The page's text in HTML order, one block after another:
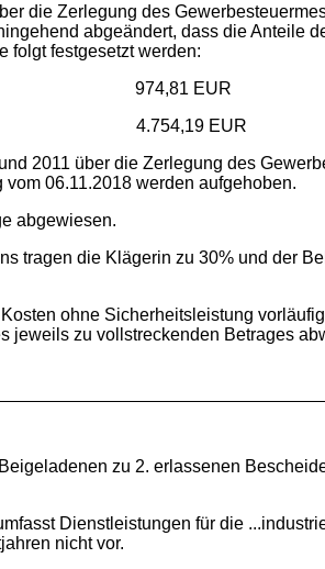
die Zerlegung des
abgeändert, dass die Anteile
folgt festgesetzt werden:
EUR
1. 4.754,19 EUR
2011 über die Zerlegung des
06.11.2018 werden aufgehoben.
abgewiesen.
tragen die Klägerin zu 30% und der
ohne Sicherheitsleistung
jeweils zu vollstreckenden Betrages
zu 2. erlassenen
Dienstleistungen für die
nicht vor.